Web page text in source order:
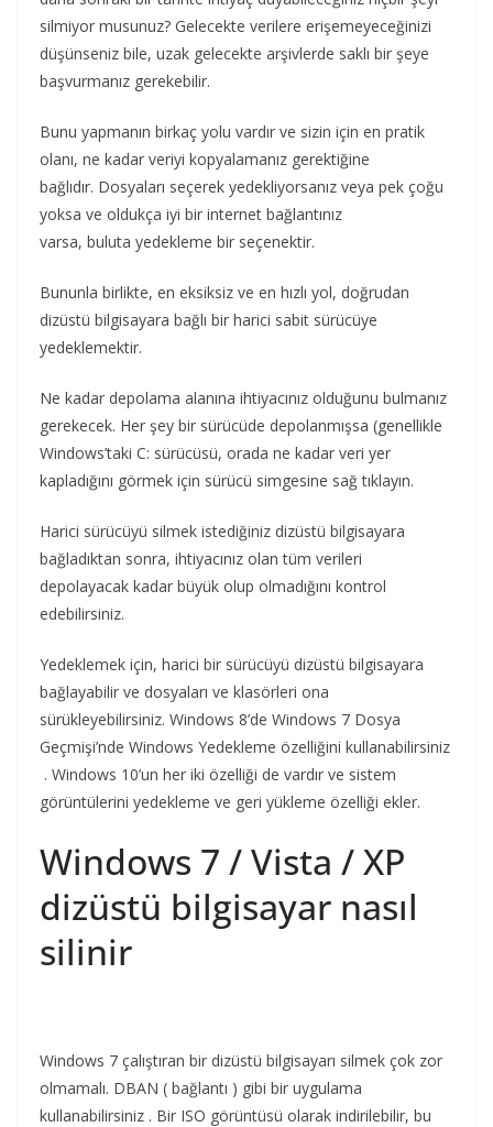
silmiyor musunuz? Gelecekte verilere erişemeyeceğinizi
düşünseniz bile, uzak gelecekte arşivlerde saklı bir şeye
başvurmanız gerekebilir.
Bunu yapmanın birkaç yolu vardır ve sizin için en pratik
olanı, ne kadar veriyi kopyalamanız gerektiğine
bağlıdır. Dosyaları seçerek yedekliyorsanız veya pek çoğu
yoksa ve oldukça iyi bir internet bağlantınız
varsa, buluta yedekleme bir seçenektir.
Bununla birlikte, en eksiksiz ve en hızlı yol, doğrudan
dizüstü bilgisayara bağlı bir harici sabit sürücüye
yedeklemektir.
Ne kadar depolama alanına ihtiyacınız olduğunu bulmanız
gerekecek. Her şey bir sürücüde depolanmışsa (genellikle
Windows’taki C: sürücüsü, orada ne kadar veri yer
kapladığını görmek için sürücü simgesine sağ tıklayın.
Harici sürücüyü silmek istediğiniz dizüstü bilgisayara
bağladıktan sonra, ihtiyacınız olan tüm verileri
depolayacak kadar büyük olup olmadığını kontrol
edebilirsiniz.
Yedeklemek için, harici bir sürücüyü dizüstü bilgisayara
bağlayabilir ve dosyaları ve klasörleri ona
sürükleyebilirsiniz. Windows 8’de Windows 7 Dosya
Geçmişi’nde Windows Yedekleme özelliğini kullanabilirsiniz
. Windows 10’un her iki özelliği de vardır ve sistem
görüntülerini yedekleme ve geri yükleme özelliği ekler.
Windows 7 / Vista / XP
dizüstü bilgisayar nasıl
silinir
Windows 7 çalıştıran bir dizüstü bilgisayarı silmek çok zor
olmamalı. DBAN ( bağlantı ) gibi bir uygulama
kullanabilirsiniz . Bir ISO görüntüsü olarak indirilebilir, bu